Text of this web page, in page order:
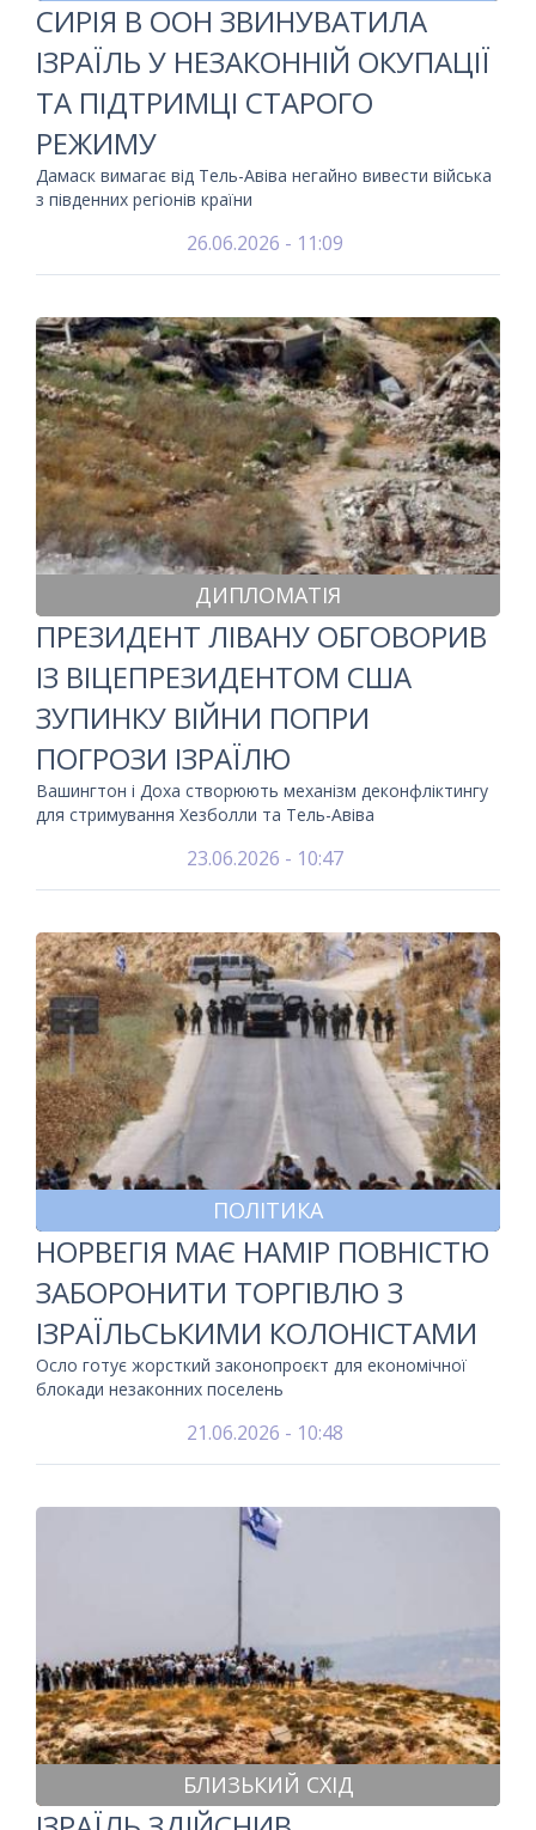
СИРІЯ В ООН ЗВИНУВАТИЛА
ІЗРАЇЛЬ У НЕЗАКОННІЙ ОКУПАЦІЇ
ТА ПІДТРИМЦІ СТАРОГО
РЕЖИМУ
Дамаск вимагає від Тель-Авіва негайно вивести війська
з південних регіонів країни
26.06.2026 - 11:09
ДИПЛОМАТІЯ
ПРЕЗИДЕНТ ЛІВАНУ ОБГОВОРИВ
ІЗ ВІЦЕПРЕЗИДЕНТОМ США
ЗУПИНКУ ВІЙНИ ПОПРИ
ПОГРОЗИ ІЗРАЇЛЮ
Вашингтон і Доха створюють механізм деконфліктингу
для стримування Хезболли та Тель-Авіва
23.06.2026 - 10:47
ПОЛІТИКА
НОРВЕГІЯ МАЄ НАМІР ПОВНІСТЮ
ЗАБОРОНИТИ ТОРГІВЛЮ З
ІЗРАЇЛЬСЬКИМИ КОЛОНІСТАМИ
Осло готує жорсткий законопроєкт для економічної
блокади незаконних поселень
21.06.2026 - 10:48
БЛИЗЬКИЙ СХІД